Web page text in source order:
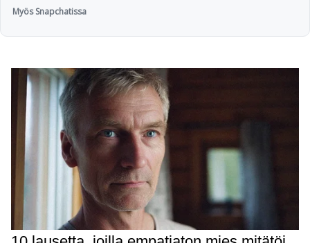
Myös Snapchatissa